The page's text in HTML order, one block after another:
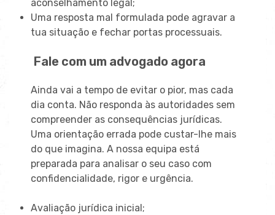
aconselhamento legal;
Uma resposta mal formulada pode agravar a
tua situação e fechar portas processuais.
Fale com um advogado agora
Ainda vai a tempo de evitar o pior, mas cada
dia conta. Não responda às autoridades sem
compreender as consequências jurídicas.
Uma orientação errada pode custar-lhe mais
do que imagina. A nossa equipa está
preparada para analisar o seu caso com
confidencialidade, rigor e urgência.
Avaliação jurídica inicial;